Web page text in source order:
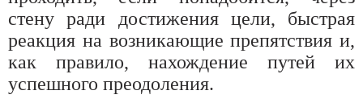
стену ради достижения цели, быстрая
реакция на возникающие препятствия и,
как правило, нахождение путей их
успешного преодоления.